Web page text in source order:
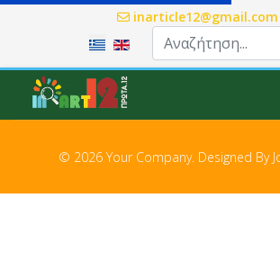
inarticle12@gmail.com
Επιλέξτε τη γλώσσα σας
© 2026 Your Company. Designed By